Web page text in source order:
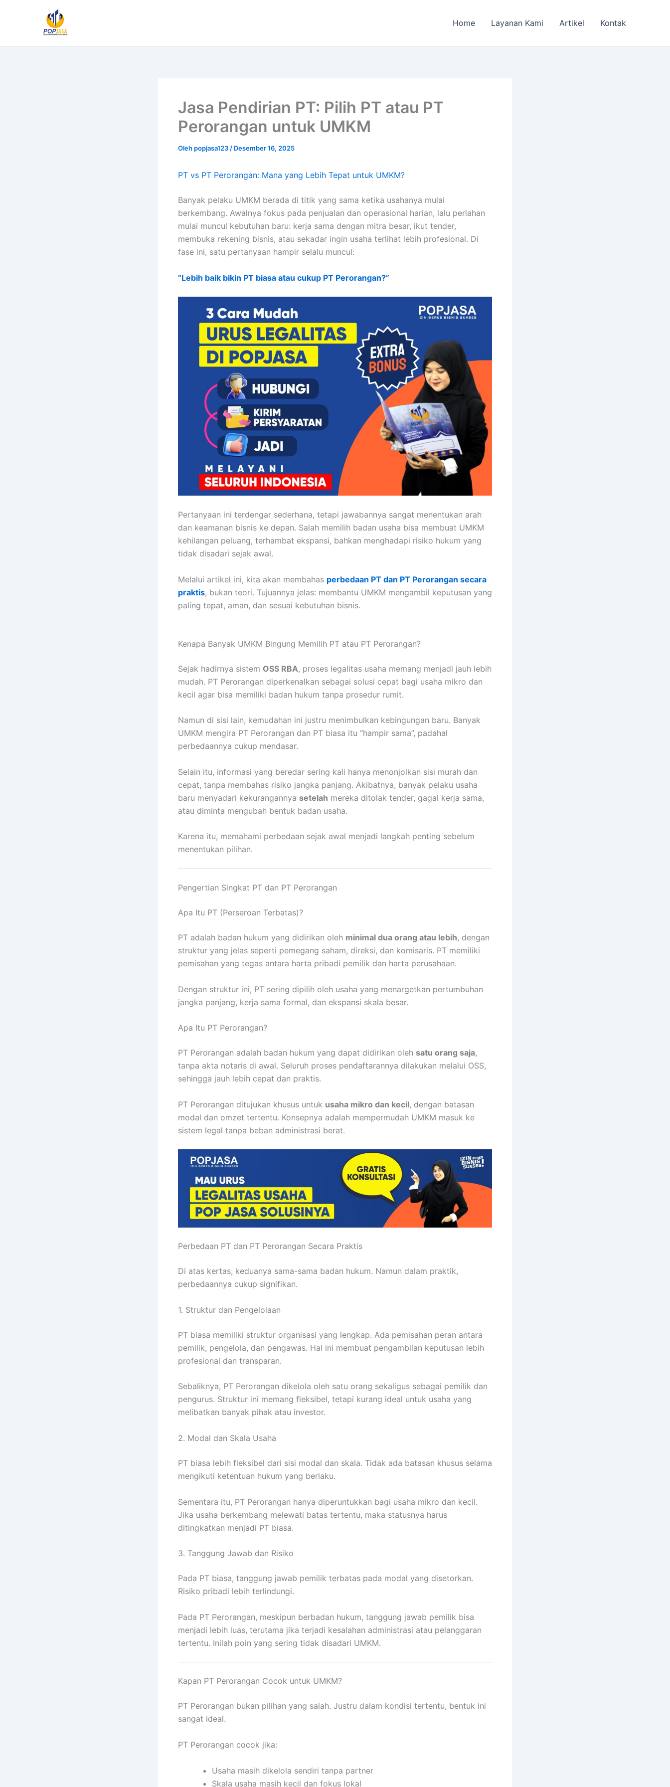
Home Layanan Kami Artikel Kontak
Jasa Pendirian PT: Pilih PT atau PT
Perorangan untuk UMKM
Olehpopjasa123 / Desember 16, 2025
PT vs PT Perorangan: Mana yang Lebih Tepat untuk UMKM?
Banyak pelaku UMKM berada di titik yang sama ketika usahanya mulai
berkembang. Awalnya fokus pada penjualan dan operasional harian, lalu perlahan
mulai muncul kebutuhan baru: kerja sama dengan mitra besar, ikut tender,
membuka rekening bisnis, atau sekadar ingin usaha terlihat lebih profesional. Di
fase ini, satu pertanyaan hampir selalu muncul:
“Lebih baik bikin PT biasa atau cukup PT Perorangan?”
Pertanyaan ini terdengar sederhana, tetapi jawabannya sangat menentukan arah
dan keamanan bisnis ke depan. Salah memilih badan usaha bisa membuat UMKM
kehilangan peluang, terhambat ekspansi, bahkan menghadapi risiko hukum yang
tidak disadari sejak awal.
Melalui artikel ini, kita akan membahas perbedaan PT dan PT Perorangan secara
praktis, bukan teori. Tujuannya jelas: membantu UMKM mengambil keputusan yang
paling tepat, aman, dan sesuai kebutuhan bisnis.
Kenapa Banyak UMKM Bingung Memilih PT atau PT Perorangan?
Sejak hadirnya sistem OSS RBA, proses legalitas usaha memang menjadi jauh lebih
mudah. PT Perorangan diperkenalkan sebagai solusi cepat bagi usaha mikro dan
kecil agar bisa memiliki badan hukum tanpa prosedur rumit.
Namun di sisi lain, kemudahan ini justru menimbulkan kebingungan baru. Banyak
UMKM mengira PT Perorangan dan PT biasa itu “hampir sama”, padahal
perbedaannya cukup mendasar.
Selain itu, informasi yang beredar sering kali hanya menonjolkan sisi murah dan
cepat, tanpa membahas risiko jangka panjang. Akibatnya, banyak pelaku usaha
baru menyadari kekurangannya setelah mereka ditolak tender, gagal kerja sama,
atau diminta mengubah bentuk badan usaha.
Karena itu, memahami perbedaan sejak awal menjadi langkah penting sebelum
menentukan pilihan.
Pengertian Singkat PT dan PT Perorangan
Apa Itu PT (Perseroan Terbatas)?
PT adalah badan hukum yang didirikan oleh minimal dua orang atau lebih, dengan
struktur yang jelas seperti pemegang saham, direksi, dan komisaris. PT memiliki
pemisahan yang tegas antara harta pribadi pemilik dan harta perusahaan.
Dengan struktur ini, PT sering dipilih oleh usaha yang menargetkan pertumbuhan
jangka panjang, kerja sama formal, dan ekspansi skala besar.
Apa Itu PT Perorangan?
PT Perorangan adalah badan hukum yang dapat didirikan oleh satu orang saja,
tanpa akta notaris di awal. Seluruh proses pendaftarannya dilakukan melalui OSS,
sehingga jauh lebih cepat dan praktis.
PT Perorangan ditujukan khusus untuk usaha mikro dan kecil, dengan batasan
modal dan omzet tertentu. Konsepnya adalah mempermudah UMKM masuk ke
sistem legal tanpa beban administrasi berat.
Perbedaan PT dan PT Perorangan Secara Praktis
Di atas kertas, keduanya sama-sama badan hukum. Namun dalam praktik,
perbedaannya cukup signifikan.
1. Struktur dan Pengelolaan
PT biasa memiliki struktur organisasi yang lengkap. Ada pemisahan peran antara
pemilik, pengelola, dan pengawas. Hal ini membuat pengambilan keputusan lebih
profesional dan transparan.
Sebaliknya, PT Perorangan dikelola oleh satu orang sekaligus sebagai pemilik dan
pengurus. Struktur ini memang fleksibel, tetapi kurang ideal untuk usaha yang
melibatkan banyak pihak atau investor.
2. Modal dan Skala Usaha
PT biasa lebih fleksibel dari sisi modal dan skala. Tidak ada batasan khusus selama
mengikuti ketentuan hukum yang berlaku.
Sementara itu, PT Perorangan hanya diperuntukkan bagi usaha mikro dan kecil.
Jika usaha berkembang melewati batas tertentu, maka statusnya harus
ditingkatkan menjadi PT biasa.
3. Tanggung Jawab dan Risiko
Pada PT biasa, tanggung jawab pemilik terbatas pada modal yang disetorkan.
Risiko pribadi lebih terlindungi.
Pada PT Perorangan, meskipun berbadan hukum, tanggung jawab pemilik bisa
menjadi lebih luas, terutama jika terjadi kesalahan administrasi atau pelanggaran
tertentu. Inilah poin yang sering tidak disadari UMKM.
Kapan PT Perorangan Cocok untuk UMKM?
PT Perorangan bukan pilihan yang salah. Justru dalam kondisi tertentu, bentuk ini
sangat ideal.
PT Perorangan cocok jika:
Usaha masih dikelola sendiri tanpa partner
Skala usaha masih kecil dan fokus lokal